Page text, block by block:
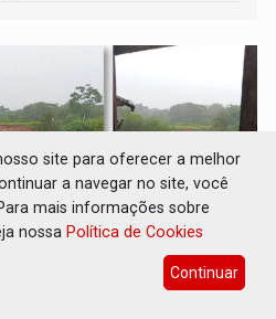
site para oferecer a melhor
a navegar no site, você
mais informações sobre
nossa Política de Cookies
Continuar